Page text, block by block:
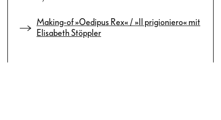
Making-of »Oedipus Rex« / »Il prigioniero« mit
Elisabeth Stöppler